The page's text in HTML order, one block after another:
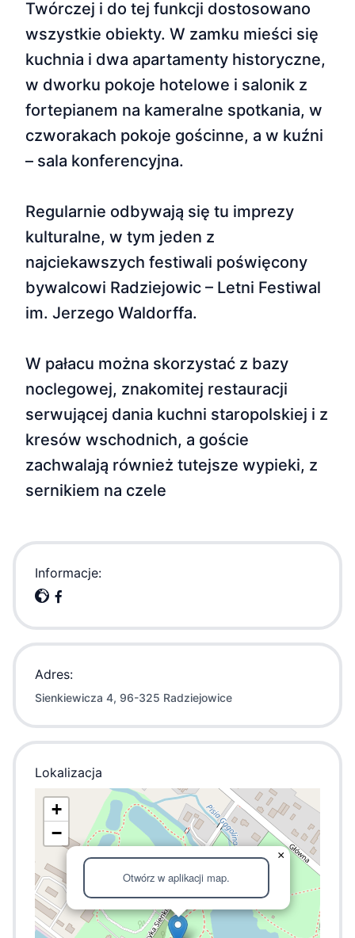
Twórczej i do tej funkcji dostosowano
wszystkie obiekty. W zamku mieści się
kuchnia i dwa apartamenty historyczne,
w dworku pokoje hotelowe i salonik z
fortepianem na kameralne spotkania, w
czworakach pokoje gościnne, a w kuźni
– sala konferencyjna.
Regularnie odbywają się tu imprezy
kulturalne, w tym jeden z
najciekawszych festiwali poświęcony
bywalcowi Radziejowic – Letni Festiwal
im. Jerzego Waldorffa.
W pałacu można skorzystać z bazy
noclegowej, znakomitej restauracji
serwującej dania kuchni staropolskiej i z
kresów wschodnich, a goście
zachwalają również tutejsze wypieki, z
sernikiem na czele
Informacje:
Adres:
Sienkiewicza 4, 96-325 Radziejowice
Lokalizacja
Otwórz w aplikacji map.
×
+
−